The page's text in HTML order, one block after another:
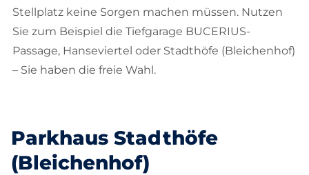
Stellplatz keine Sorgen machen müssen. Nutzen
Sie zum Beispiel die Tiefgarage BUCERIUS-
Passage, Hanseviertel oder Stadthöfe (Bleichenhof)
– Sie haben die freie Wahl.
Parkhaus Stadthöfe
(Bleichenhof)